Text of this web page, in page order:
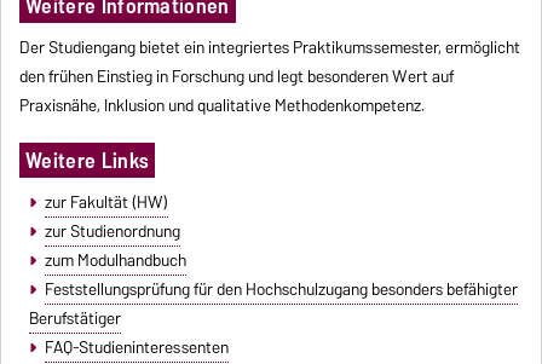
Der Studiengang bietet ein integriertes Praktikumssemester, ermöglicht
den frühen Einstieg in Forschung und legt besonderen Wert auf
Praxisnähe, Inklusion und qualitative Methodenkompetenz.
Weitere Links
zur Fakultät (HW)
zur Studienordnung
zum Modulhandbuch
Feststellungsprüfung für den Hochschulzugang besonders befähigter
Berufstätiger
FAQ-Studieninteressenten